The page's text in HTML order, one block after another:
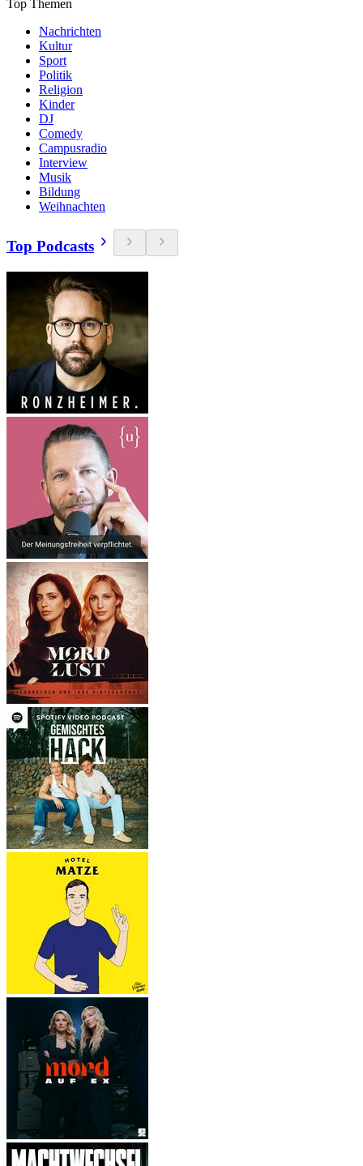
Top Themen
Nachrichten
Kultur
Sport
Politik
Religion
Kinder
DJ
Comedy
Campusradio
Interview
Musik
Bildung
Weihnachten
Top Podcasts